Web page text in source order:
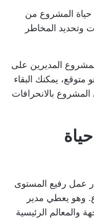
المشروع من
وتحديد المخاطر
المديرين على
يمكنك البقاء
بالانحرافات
عمل رفيع المستوى
وهو يعطي مدير
والمعالم الرئيسية